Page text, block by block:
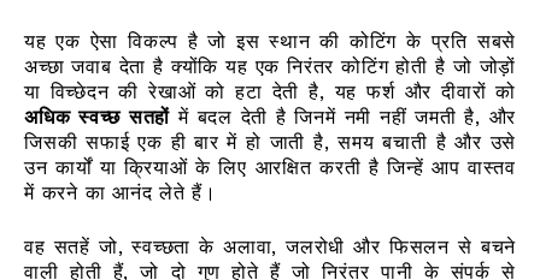
यह एक ऐसा विकल्प है जो इस स्थान की कोटिंग के प्रति सबसे
अच्छा जवाब देता है क्योंकि यह एक निरंतर कोटिंग होती है जो जोड़ों
या विच्छेदन की रेखाओं को हटा देती है, यह फर्श और दीवारों को
अधिक स्वच्छ सतहों में बदल देती है जिनमें नमी नहीं जमती है, और
जिसकी सफाई एक ही बार में हो जाती है, समय बचाती है और उसे
उन कार्यों या क्रियाओं के लिए आरक्षित करती है जिन्हें आप वास्तव
में करने का आनंद लेते हैं।
वह सतहें जो, स्वच्छता के अलावा, जलरोधी और फिसलन से बचने
वाली होती हैं, जो दो गुण होते हैं जो निरंतर पानी के संपर्क से